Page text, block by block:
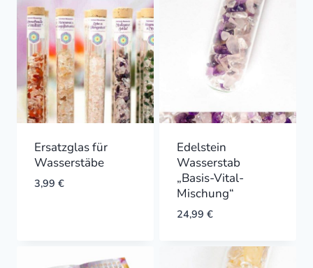
Ersatzglas für
Wasserstäbe
3,99 €
Edelstein
Wasserstab
„Basis-Vital-
Mischung“
24,99 €